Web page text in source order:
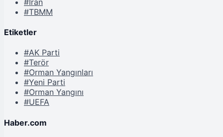
#TBMM
Etiketler
#AK Parti
#Terör
#Orman Yangınları
#Yeni Parti
#Orman Yangını
#UEFA
Haber.com